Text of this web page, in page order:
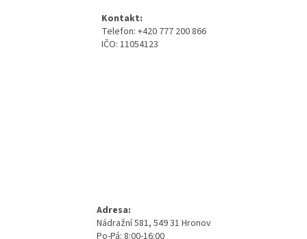
Kontakt:
Telefon: +420 777 200 866
IČO: 11054123
Adresa:
Nádražní 581, 549 31 Hronov